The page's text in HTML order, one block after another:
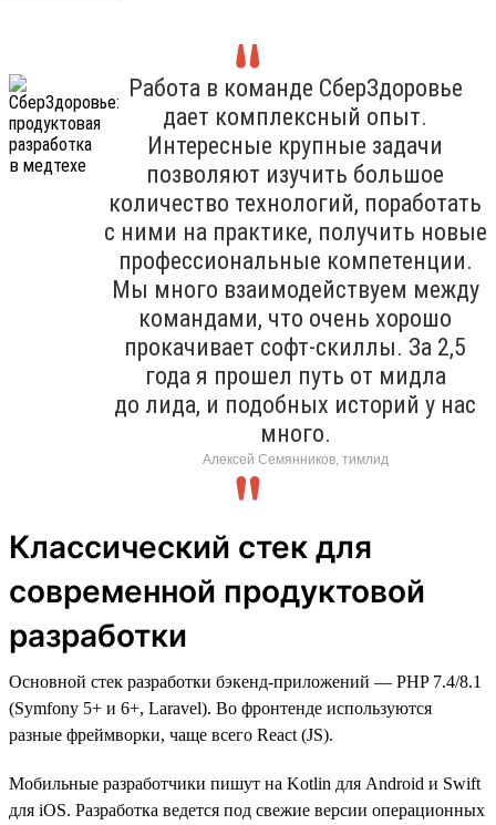
Работа в команде СберЗдоровье
дает комплексный опыт.
Интересные крупные задачи
позволяют изучить большое
количество технологий, поработать
с ними на практике, получить новые
профессиональные компетенции.
Мы много взаимодействуем между
командами, что очень хорошо
прокачивает софт-скиллы. За 2,5
года я прошел путь от мидла
до лида, и подобных историй у нас
много.
Алексей Семянников, тимлид
Классический стек для
современной продуктовой
разработки
Основной стек разработки бэкенд-приложений — PHP 7.4/8.1
(Symfony 5+ и 6+, Laravel). Во фронтенде используются
разные фреймворки, чаще всего React (JS).
Мобильные разработчики пишут на Kotlin для Android и Swift
для iOS. Разработка ведется под свежие версии операционных